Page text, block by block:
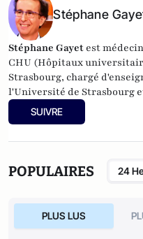
Stéphane
Stéphane Gayet est
CHU (Hôpitaux
Strasbourg, chargé
l'Université de Strasbourg
SUIVRE
POPULAIRES 24
PLUS LUS